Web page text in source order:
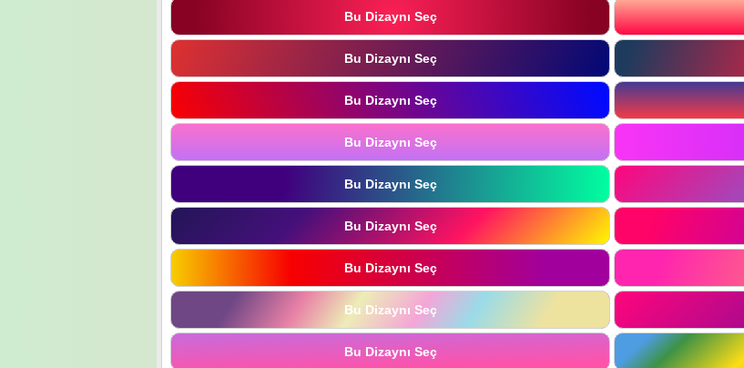
Bu Dizaynı Seç
Bu Dizaynı Seç
Bu Dizaynı Seç
Bu Dizaynı Seç
Bu Dizaynı Seç
Bu Dizaynı Seç
Bu Dizaynı Seç
Bu Dizaynı Seç
Bu Dizaynı Seç